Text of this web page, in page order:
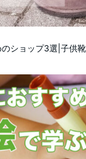
ショップ3選|子供